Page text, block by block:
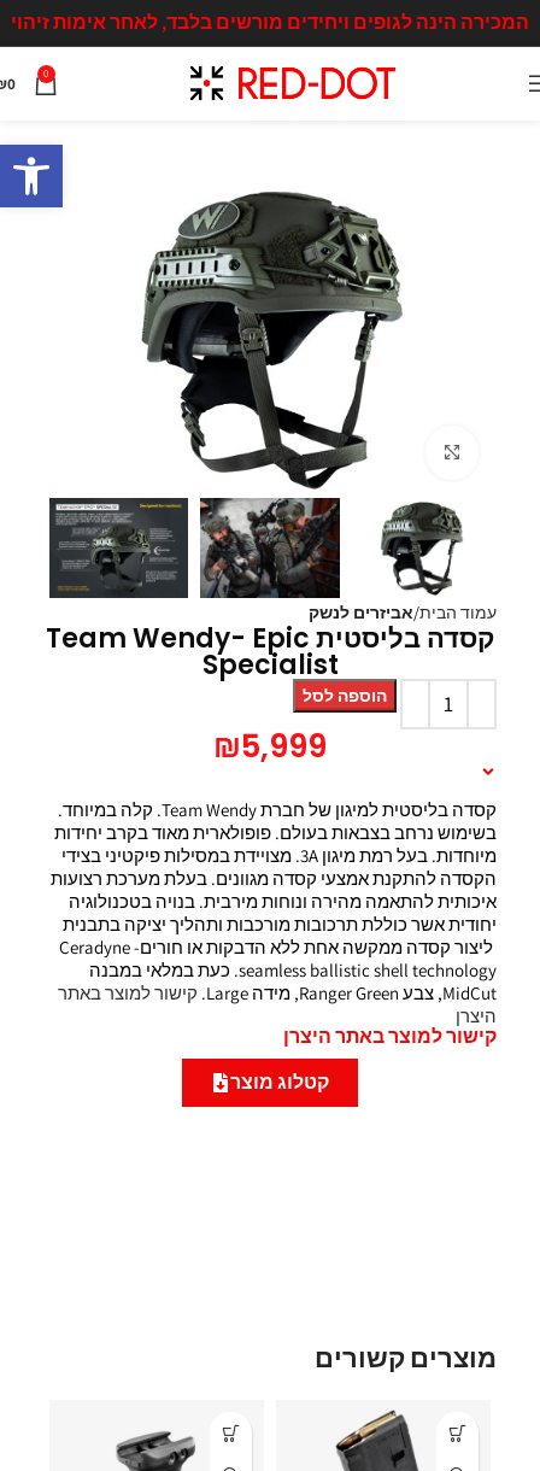
המכירה הינה לגופים ויחידים מורשים בלבד, לאחר אימות זיהוי
0
0
עמוד הבית אביזרים לנשק
קסדה בליסטית Team Wendy- Epic
Specialist
הוספה לסל
₪5,999
קסדה בליסטית למיגון של חברת Team Wendy. קלה במיוחד.
בשימוש נרחב בצבאות בעולם. פופולארית מאוד בקרב יחידות
מיוחדות. בעל רמת מיגון 3A. מצויידת במסילות פיקטיני בצידי
הקסדה להתקנת אמצעי קסדה מגוונים. בעלת מערכת רצועות
איכותית להתאמה מהירה ונוחות מירבית. בנויה בטכנולוגיה
יחודית אשר כוללת תרכובות מורכבות ותהליך יציקה בתבנית
ליצור קסדה ממקשה אחת ללא הדבקות או חורים- Ceradyne
seamless ballistic shell technology. כעת במלאי במבנה
MidCut, צבע Ranger Green, מידה Large.
קישור למוצר באתר
היצרן
קישור למוצר באתר היצרן
קטלוג מוצר
Click to enlarge
מוצרים קשורים
פתח